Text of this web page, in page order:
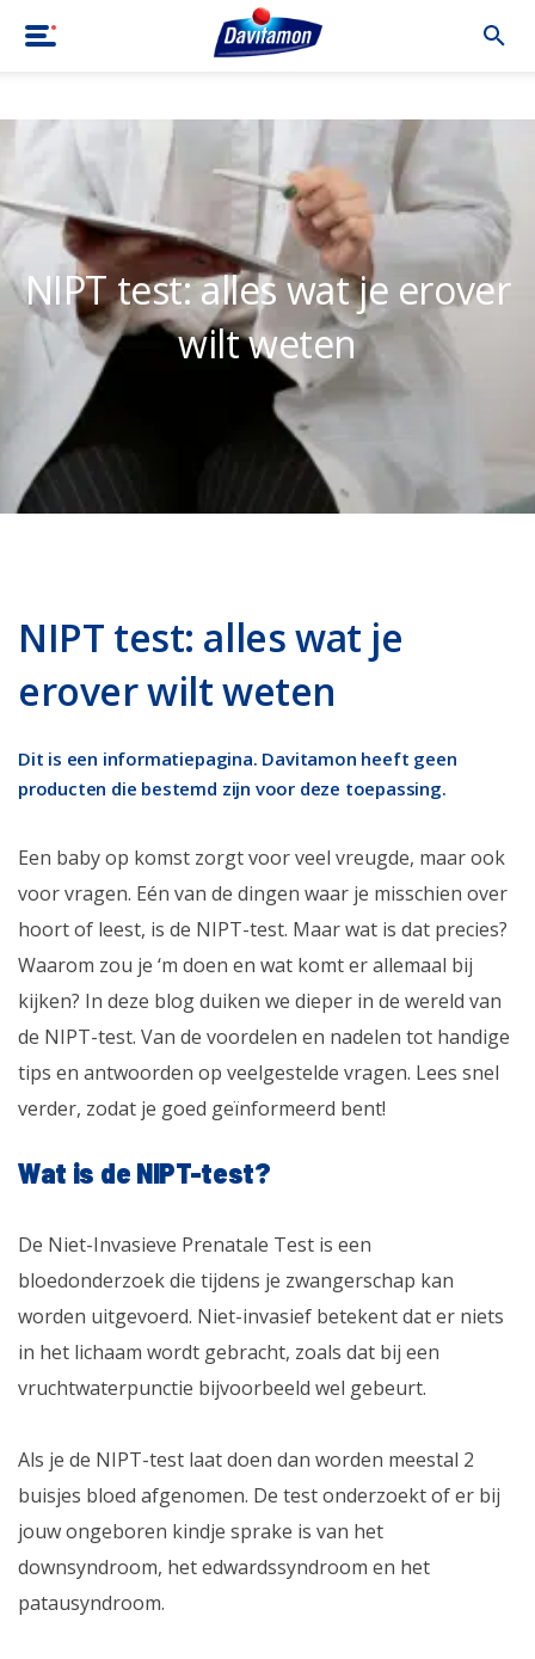
NIPT test: alles wat je erover
wilt weten
NIPT test: alles wat je
erover wilt weten
Dit is een informatiepagina. Davitamon heeft geen
producten die bestemd zijn voor deze toepassing.
Een baby op komst zorgt voor veel vreugde, maar ook
voor vragen. Eén van de dingen waar je misschien over
hoort of leest, is de NIPT-test. Maar wat is dat precies?
Waarom zou je ‘m doen en wat komt er allemaal bij
kijken? In deze blog duiken we dieper in de wereld van
de NIPT-test. Van de voordelen en nadelen tot handige
tips en antwoorden op veelgestelde vragen. Lees snel
verder, zodat je goed geïnformeerd bent!
Wat is de NIPT-test?
De Niet-Invasieve Prenatale Test is een
bloedonderzoek die tijdens je zwangerschap kan
worden uitgevoerd. Niet-invasief betekent dat er niets
in het lichaam wordt gebracht, zoals dat bij een
vruchtwaterpunctie bijvoorbeeld wel gebeurt.
Als je de NIPT-test laat doen dan worden meestal 2
buisjes bloed afgenomen. De test onderzoekt of er bij
jouw ongeboren kindje sprake is van het
downsyndroom, het edwardssyndroom en het
patausyndroom.